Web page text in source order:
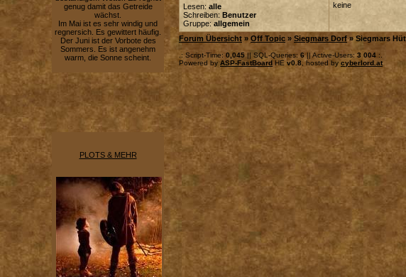
genug damit das Getreide
wächst.
Im Mai ist es sehr windig und
regnersich. Es gewittert häufig.
Der Juni ist der Vorbote des
Sommers. Es ist angenehm
warm, die Sonne scheint.
PLOTS & MEHR
Lesen: alle
Schreiben: Benutzer
Gruppe: allgemein
keine
Forum Übersicht » Off Topic » Siegmars Dorf » Siegmars
.: Script-Time: 0,045 || SQL-Queries: 6|| Active-Users:3 004 :.
Powered by ASP-FastBoard HE v0.8 , hosted by cyberlord.at